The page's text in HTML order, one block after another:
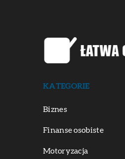
KATEGORIE
Biznes
Finanse osobiste
Motoryzacja